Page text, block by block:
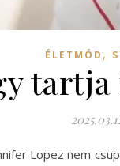
ÉLETMÓD ,
Lopez nem